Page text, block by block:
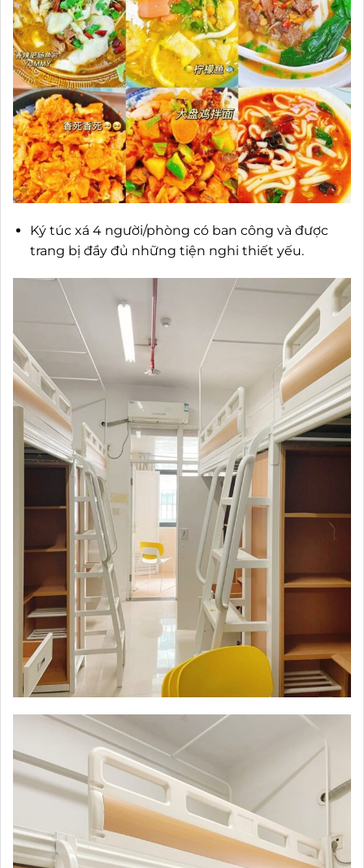
Ký túc xá 4 người/phòng có ban công và được
trang bị đầy đủ những tiện nghi thiết yếu.